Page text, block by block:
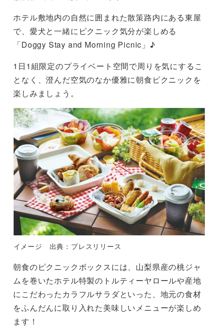
ホテル敷地内の自然に囲まれた散策路内にある東屋
で、愛犬と一緒にピクニック気分が楽しめる
「Doggy Stay and Morning Picnic」♪
1日1組限定のプライベート空間で周りを気にするこ
となく、澄んだ空気のなか優雅に朝食ピクニックを
楽しみましょう。
イメージ 出典：プレスリリース
朝食のピクニックボックスには、山梨県産の桃ジャ
ムを巻いたホテル特製のトルティーヤロールや産地
にこだわったカラフルサラダといった、地元の食材
をふんだんに取り入れた美味しいメニューが楽しめ
ます！